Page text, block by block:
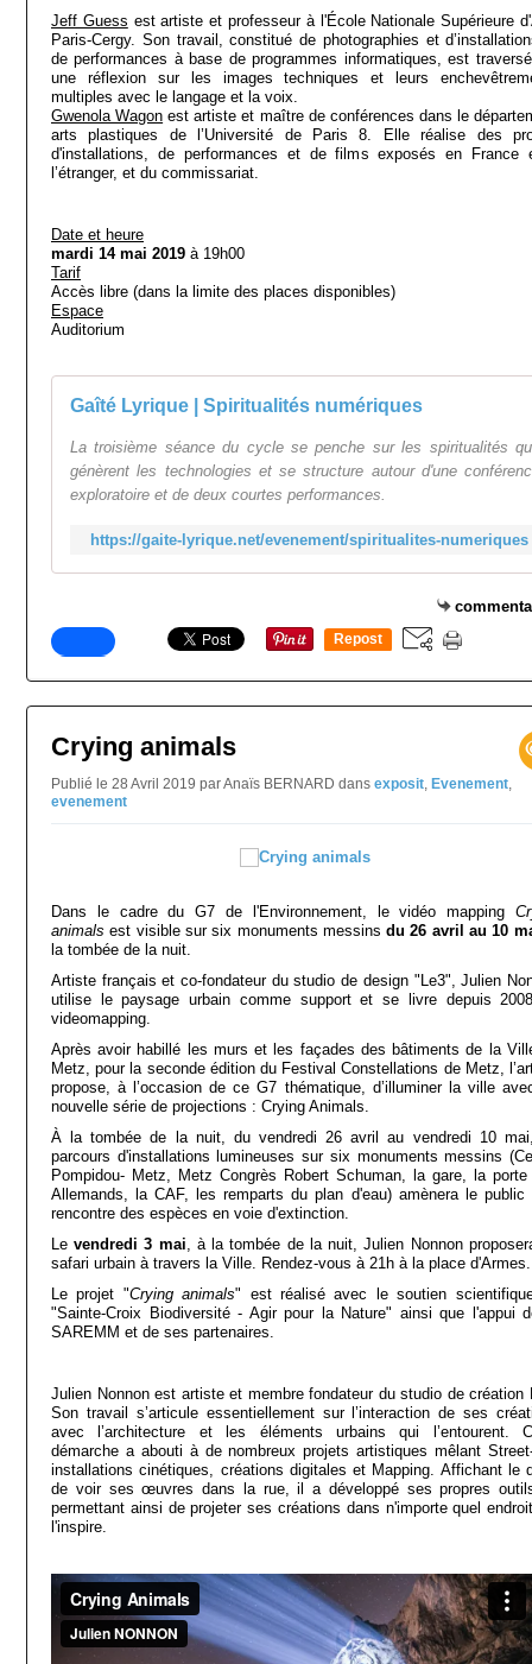
Jeff Guess est artiste et professeur à l'École Nationale Supérieure
Paris-Cergy. Son travail, constitué de photographies et
de performances à base de programmes informatiques, est
une réflexion sur les images techniques et leurs
multiples avec le langage et la
Gwenola Wagon est artiste et maître de conférences dans le
arts plastiques de l’Université de Paris 8. Elle réalise des
d'installations, de performances et de films exposés en France
l’étranger, et du commissariat.
Date et heure
mardi 14 mai 2019 à 19h00
Tarif
Accès libre (dans la limite des places disponibles)
Espace
Auditorium
Gaîté Lyrique | Spiritualités numériques
La troisième séance du cycle se penche sur les spiritualités
génèrent les technologies et se structure autour d'une
exploratoire et de deux courtes performances.
https://gaite-lyrique.net/evenement/spiritualites-numeriques
Repost
Crying animals
Publié le 28 Avril 2019 par Anaïs BERNARD dans exposit, Evenement,
evenement
Dans le cadre du G7 de l'Environnement, le vidéo mapping
animals est visible sur six monuments messins du 26 avril au 10
la tombée de la nuit.
Artiste français et co-fondateur du studio de design "Le3", Julien
utilise le paysage urbain comme support et se livre depuis
videomapping.
Après avoir habillé les murs et les façades des bâtiments de la
Metz, pour la seconde édition du Festival Constellations de Metz,
propose, à l’occasion de ce G7 thématique, d’illuminer la ville
nouvelle série de projections : Crying Animals.
À la tombée de la nuit, du vendredi 26 avril au vendredi 10
parcours d'installations lumineuses sur six monuments messins
Pompidou- Metz, Metz Congrès Robert Schuman, la gare, la porte
Allemands, la CAF, les remparts du plan d'eau) amènera le public
rencontre des espèces en voie d'extinction.
Levendredi 3 mai, à la tombée de la nuit, Julien Nonnon
safari urbain à travers la Ville. Rendez-vous à 21h à la place d'Armes.
Le projet "Crying animals" est réalisé avec le soutien
"Sainte-Croix Biodiversité - Agir pour la Nature" ainsi que l'appui
SAREMM et de ses partenaires.
Julien Nonnon est artiste et membre fondateur du studio de création
Son travail s’articule essentiellement sur l’interaction de ses
avec l’architecture et les éléments urbains qui l’entourent.
démarche a abouti à de nombreux projets artistiques mêlant
installations cinétiques, créations digitales et Mapping. Affichant le
de voir ses œuvres dans la rue, il a développé ses propres
permettant ainsi de projeter ses créations dans n'importe quel
l'inspire.